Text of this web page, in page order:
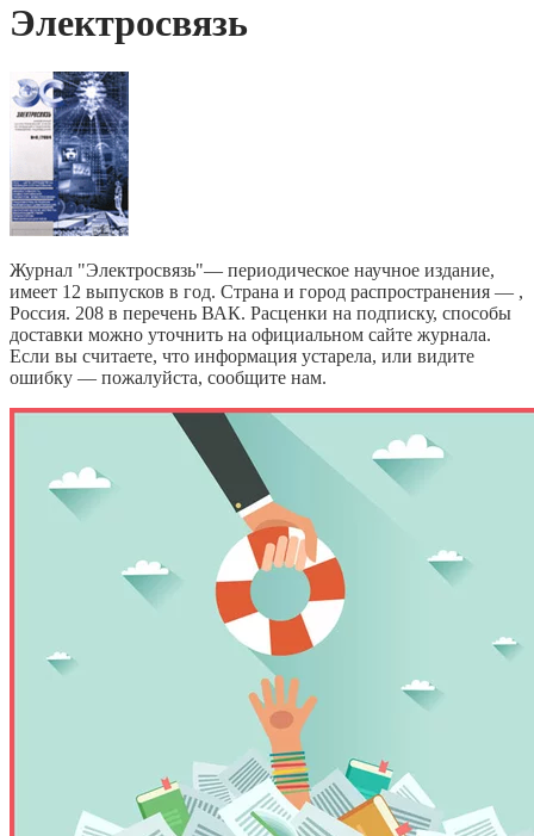
Электросвязь
Журнал "Электросвязь"— периодическое научное издание,
имеет 12 выпусков в год. Страна и город распространения — ,
Россия. 208 в перечень ВАК. Расценки на подписку, способы
доставки можно уточнить на официальном сайте журнала.
Если вы считаете, что информация устарела, или видите
ошибку — пожалуйста, сообщите нам.